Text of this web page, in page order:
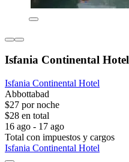
Isfania Continental Hotel
Isfania Continental Hotel
Abbottabad
$27 por noche
$28 en total
16 ago - 17 ago
Total con impuestos y cargos
Isfania Continental Hotel